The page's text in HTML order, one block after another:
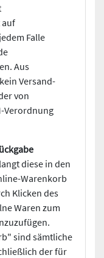
auf
Falle
Aus
Versand-
von
Verordnung
diese in den
Warenkorb
Klicken des
Waren zum
sind sämtliche
der für